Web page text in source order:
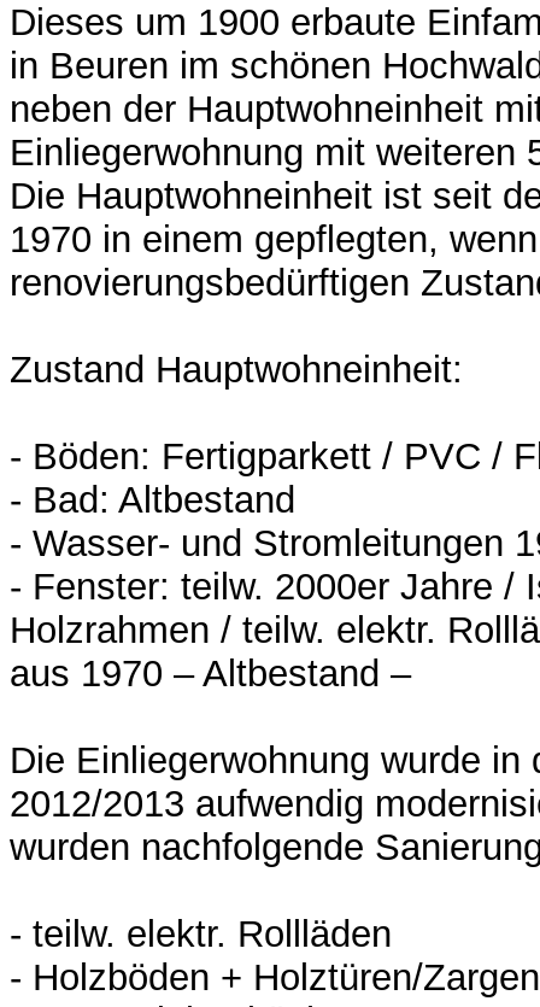
Dieses um 1900 erbaute
in Beuren im schönen
neben der Hauptwohneinheit
Einliegerwohnung mit weiteren
Die Hauptwohneinheit ist seit
1970 in einem gepflegten,
renovierungsbedürftigen
Zustand Hauptwohneinheit:
- Böden: Fertigparkett / PVC /
- Bad: Altbestand
- Wasser- und Stromleitungen
- Fenster: teilw. 2000er Jahre /
Holzrahmen / teilw. elektr.
aus 1970 – Altbestand –
Die Einliegerwohnung wurde in
2012/2013 aufwendig
wurden nachfolgende
- teilw. elektr. Rollläden
- Holzböden + Holztüren/Zargen